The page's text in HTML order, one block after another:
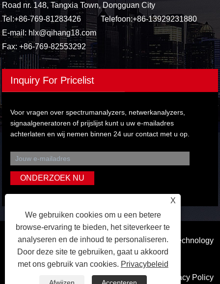
Road nr. 148, Tangxia Town, Dongguan City
Tel:+86-769-81283426 Telefoon:+86-13929231880
E-mail: hlx@qihang18.com
Fax: +86-769-82553292
Inquiry For Pricelist
Voor vragen over spectrumanalyzers, netwerkanalyzers,
signaalgeneratoren of prijslijst kunt u uw e-mailadres
achterlaten en wij nemen binnen 24 uur contact met u op.
Copyright © 2023 Dongguan Qihang Electronic Technology
Co.,Ltd. Alle rechten voorbehouden.
Sitemap RSS XML Privacy Policy
X
We gebruiken cookies om u een betere
browse-ervaring te bieden, het siteverkeer te
analyseren en de inhoud te personaliseren.
Door deze site te gebruiken, gaat u akkoord
met ons gebruik van cookies. Privacybeleid